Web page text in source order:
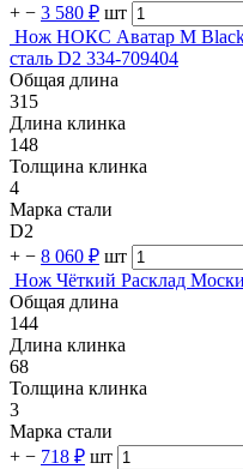
+ − 3 580 ₽ шт
Нож НОКС Аватар М Black
сталь D2 334-709404
Общая длина
315
Длина клинка
148
Толщина клинка
4
Марка стали
D2
+ − 8 060 ₽ шт
Нож Чёткий Расклад
Общая длина
144
Длина клинка
68
Толщина клинка
3
Марка стали
+ − 718 ₽ шт